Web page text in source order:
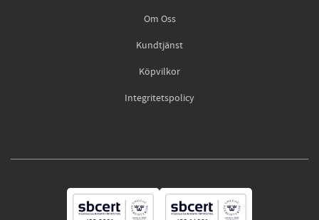
Om Oss
Kundtjänst
Köpvilkor
Integritetspolicy